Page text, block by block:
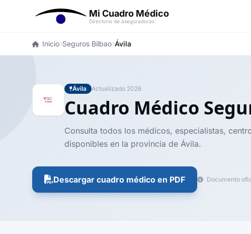
Mi Cuadro Médico
Directorio de aseguradoras
Inicio Seguros Bilbao Ávila
Ávila Actualizado 2026
Cuadro Médico
Consulta todos los médicos, especialistas,
disponibles en la provincia de Ávila.
Descargar cuadro médico en PDF Documento